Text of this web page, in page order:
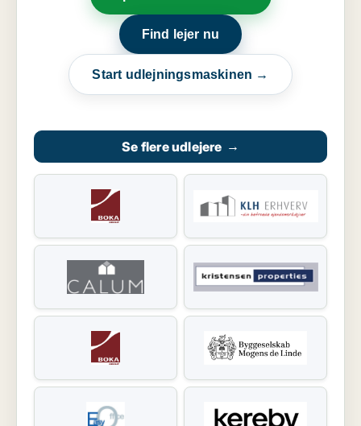
Find lejer nu
Start udlejningsmaskinen →
Se flere udlejere →